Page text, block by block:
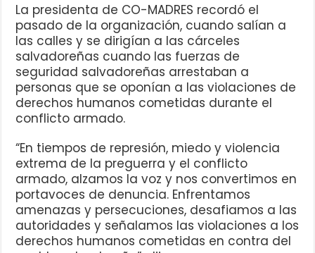
La presidenta de CO-MADRES recordó el
pasado de la organización, cuando salían a
las calles y se dirigían a las cárceles
salvadoreñas cuando las fuerzas de
seguridad salvadoreñas arrestaban a
personas que se oponían a las violaciones de
derechos humanos cometidas durante el
conflicto armado.
“En tiempos de represión, miedo y violencia
extrema de la preguerra y el conflicto
armado, alzamos la voz y nos convertimos en
portavoces de denuncia. Enfrentamos
amenazas y persecuciones, desafiamos a las
autoridades y señalamos las violaciones a los
derechos humanos cometidas en contra del